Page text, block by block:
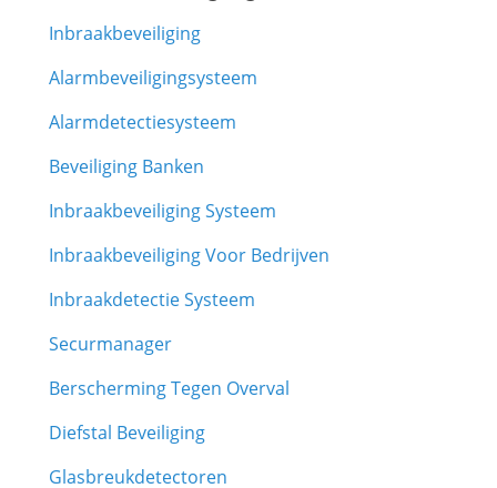
Inbraakbeveiliging
Alarmbeveiligingsysteem
Alarmdetectiesysteem
Beveiliging Banken
Inbraakbeveiliging Systeem
Inbraakbeveiliging Voor Bedrijven
Inbraakdetectie Systeem
Securmanager
Berscherming Tegen Overval
Diefstal Beveiliging
Glasbreukdetectoren